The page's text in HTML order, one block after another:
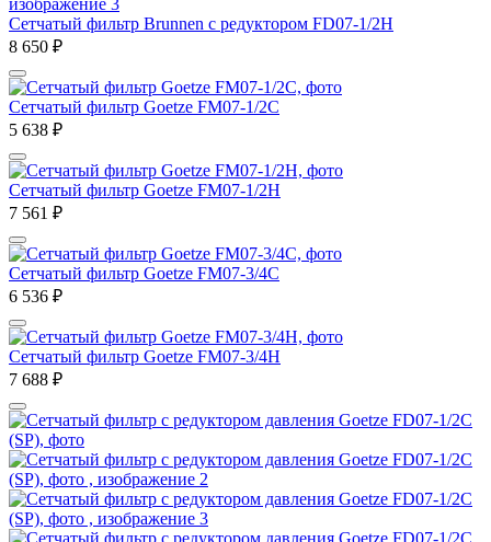
Сетчатый фильтр Brunnen с редуктором FD07-1/2Н
8 650 ₽
Сетчатый фильтр Goetze FM07-1/2C
5 638 ₽
Сетчатый фильтр Goetze FM07-1/2H
7 561 ₽
Сетчатый фильтр Goetze FM07-3/4C
6 536 ₽
Сетчатый фильтр Goetze FM07-3/4H
7 688 ₽